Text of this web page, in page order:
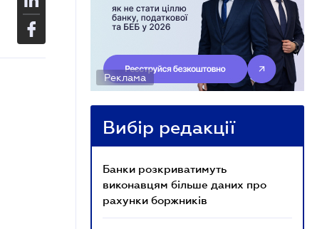
Реклама
Вибір редакції
Банки розкриватимуть
виконавцям більше даних про
рахунки боржників